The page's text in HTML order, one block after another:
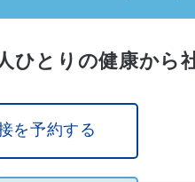
ひとりの健康から
を予約する